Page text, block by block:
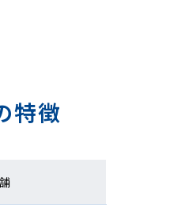
特徴